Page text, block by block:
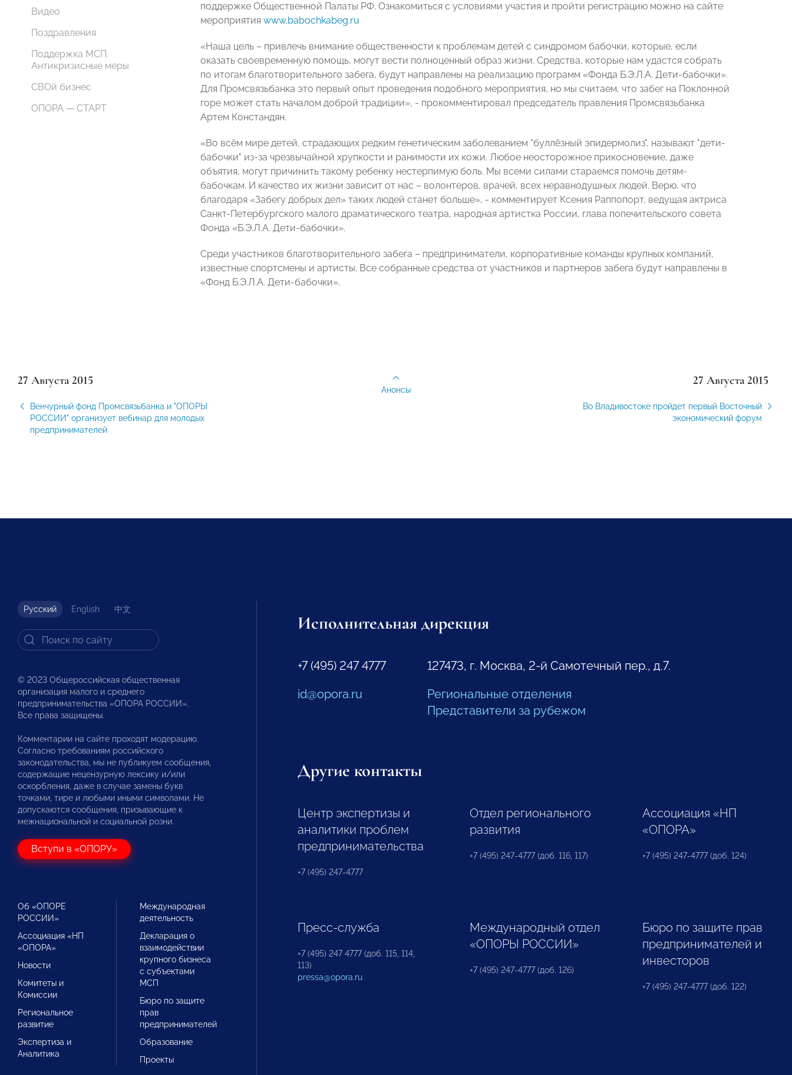
Видео
Поздравления
Поддержка МСП.
Антикризисные меры
СВОй бизнес
ОПОРА — СТАРТ
поддержке Общественной Палаты РФ. Ознакомиться с условиями участия и пройти регистрацию можно на сайте
мероприятия www.babochkabeg.ru
«Наша цель – привлечь внимание общественности к проблемам детей с синдромом бабочки, которые, если
оказать своевременную помощь, могут вести полноценный образ жизни. Средства, которые нам удастся собрать
по итогам благотворительного забега, будут направлены на реализацию программ «Фонда Б.Э.Л.А. Дети-бабочки».
Для Промсвязьбанка это первый опыт проведения подобного мероприятия, но мы считаем, что забег на Поклонной
горе может стать началом доброй традиции», - прокомментировал председатель правления Промсвязьбанка
Артем Констандян.
«Во всём мире детей, страдающих редким генетическим заболеванием "буллёзный эпидермолиз", называют "дети-
бабочки" из-за чрезвычайной хрупкости и ранимости их кожи. Любое неосторожное прикосновение, даже
объятия, могут причинить такому ребенку нестерпимую боль. Мы всеми силами стараемся помочь детям-
бабочкам. И качество их жизни зависит от нас – волонтеров, врачей, всех неравнодушных людей. Верю, что
благодаря «Забегу добрых дел» таких людей станет больше», - комментирует Ксения Раппопорт, ведущая актриса
Санкт-Петербургского малого драматического театра, народная артистка России, глава попечительского совета
Фонда «Б.Э.Л.А. Дети-бабочки».
Среди участников благотворительного забега – предприниматели, корпоративные команды крупных компаний,
известные спортсмены и артисты. Все собранные средства от участников и партнеров забега будут направлены в
«Фонд Б.Э.Л.А. Дети-бабочки».
27 Августа 2015
Венчурный фонд Промсвязьбанка и "ОПОРЫ
РОССИИ" организует вебинар для молодых
предпринимателей
27 Августа 2015
Во Владивостоке пройдет первый Восточный
экономический форум
Анонсы
Русский English 中文
© 2023 Общероссийская общественная
организация малого и среднего
предпринимательства «ОПОРА РОССИИ».
Все права защищены.
Комментарии на сайте проходят модерацию.
Согласно требованиям российского
законодательства, мы не публикуем сообщения,
содержащие нецензурную лексику и/или
оскорбления, даже в случае замены букв
точками, тире и любыми иными символами. Не
допускаются сообщения, призывающие к
межнациональной и социальной розни.
Вступи в «ОПОРУ»
Об «ОПОРЕ
РОССИИ»
Ассоциация «НП
«ОПОРА»
Новости
Комитеты и
Комиссии
Региональное
развитие
Экспертиза и
Аналитика
Международная
деятельность
Декларация о
взаимодействии
крупного бизнеса
с субъектами
МСП
Бюро по защите
прав
предпринимателей
Образование
Проекты
Исполнительная дирекция
+7 (495) 247 4777
id@opora.ru
127473, г. Москва, 2-й Самотечный пер., д.7.
Региональные отделения
Представители за рубежом
Другие контакты
Центр экспертизы и
аналитики проблем
предпринимательства
+7 (495) 247-4777
Отдел регионального
развития
+7 (495) 247-4777 (доб. 116, 117)
Ассоциация «НП
«ОПОРА»
+7 (495) 247-4777 (доб. 124)
Пресс-служба
+7 (495) 247 4777 (доб. 115, 114,
113)
pressa@opora.ru
Международный отдел
«ОПОРЫ РОССИИ»
+7 (495) 247-4777 (доб. 126)
Бюро по защите прав
предпринимателей и
инвесторов
+7 (495) 247-4777 (доб. 122)